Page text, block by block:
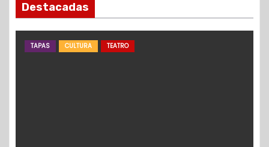
Destacadas
TAPAS CULTURA TEATRO